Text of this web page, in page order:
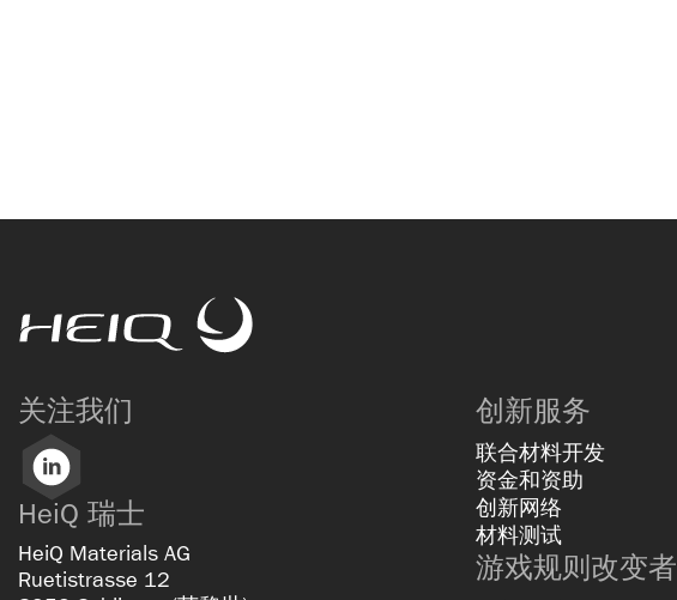
关注我们
LinkedIn
HeiQ 瑞士
HeiQ Materials AG
Ruetistrasse 12
创新服务
联合材料开发
资金和资助
创新网络
材料测试
游戏规则改变者